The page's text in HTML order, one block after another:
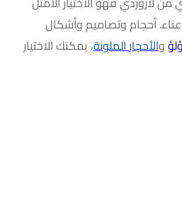
أحجام وتصاميم وأشكال
والأحجارالملونة، يمكنك الاختيار